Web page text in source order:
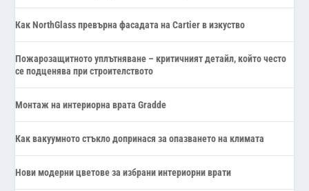
Как NorthGlass превърна фасадата на Cartier в изкуство
Пожарозащитното уплътняване – критичният детайл, който често
се подценява при строителството
Монтаж на интериорна врата Gradde
Как вакуумното стъкло допринася за опазването на климата
Нови модерни цветове за избрани интериорни врати